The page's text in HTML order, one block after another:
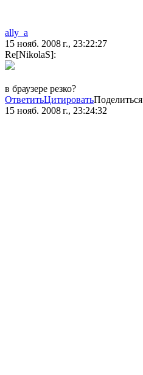
ally_a
15 нояб. 2008 г., 23:22:27
Re[NikolaS]:
в браузере резко?
ОтветитьЦитироватьПоделиться
15 нояб. 2008 г., 23:24:32